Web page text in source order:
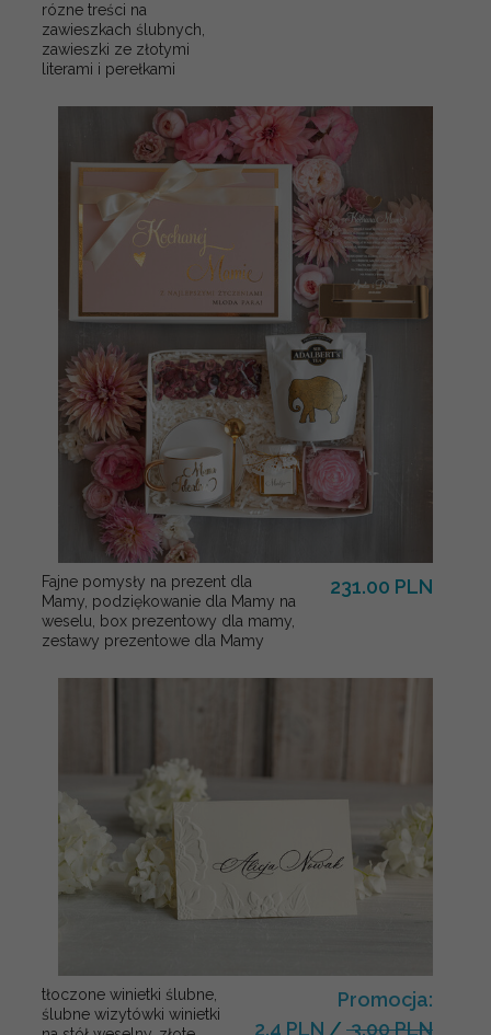
rózne treści na
zawieszkach ślubnych,
zawieszki ze złotymi
literami i perełkami
Fajne pomysły na prezent dla
Mamy, podziękowanie dla Mamy na
weselu, box prezentowy dla mamy,
zestawy prezentowe dla Mamy
231.00 PLN
tłoczone winietki ślubne,
ślubne wizytówki winietki
Promocja:
2.4 PLN / 3.00 PLN